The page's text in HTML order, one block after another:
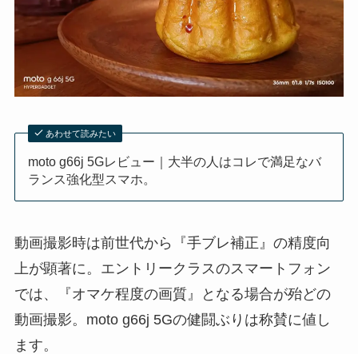
あわせて読みたい
moto g66j 5Gレビュー｜大半の人はコレで満足なバ
ランス強化型スマホ。
動画撮影時は前世代から『手ブレ補正』の精度向
上が顕著に。エントリークラスのスマートフォン
では、『オマケ程度の画質』となる場合が殆どの
動画撮影。moto g66j 5Gの健闘ぶりは称賛に値し
ます。